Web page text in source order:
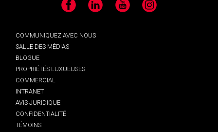
Facebook LinkedIn YouTube Instagram
COMMUNIQUEZ AVEC NOUS
SALLE DES MÉDIAS
BLOGUE
PROPRIÉTÉS LUXUEUSES
COMMERCIAL
INTRANET
AVIS JURIDIQUE
CONFIDENTIALITÉ
TÉMOINS